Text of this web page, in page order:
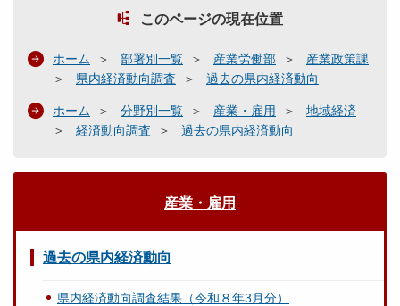
このページの現在位置
ホーム 部署別一覧 産業労働部
産業政策課
県内経済動向調査
過去の県内経済動向
ホーム 分野別一覧 産業・雇用
地域経済
経済動向調査
過去の県内経済動向
産業・雇用
過去の県内経済動向
県内経済動向調査結果（令和８年3月分）